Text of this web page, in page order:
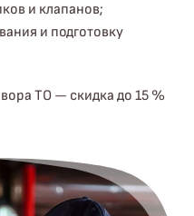
и клапанов;
и подготовку
ТО — скидка до 15 %